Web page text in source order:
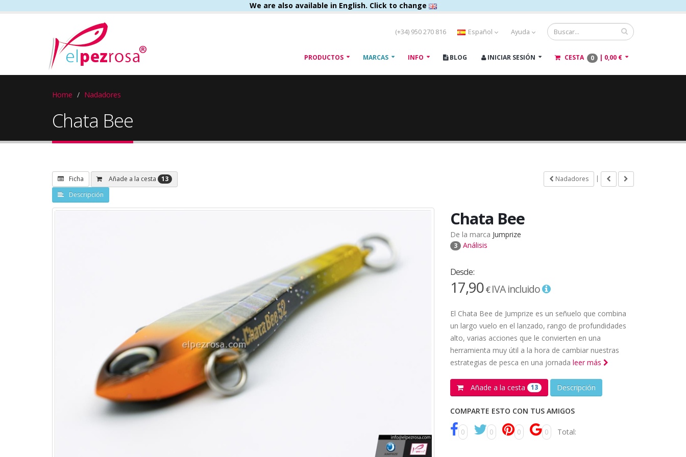
We are also available in English. Click to change
(+34) 950 270 816 Español Ayuda
PRODUCTOS MARCAS INFO BLOG INICIAR SESIÓN CESTA 0 | 0,00 €
Home Nadadores
Chata Bee
Ficha Añade a la cesta
13
Descripción
Nadadores |
Chata Bee
De la marca Jumprize
3 Análisis
Desde:
17,90€IVA incluido
El Chata Bee de Jumprize es un señuelo que combina
un largo vuelo en el lanzado, rango de profundidades
alto, varias acciones que le convierten en una
herramienta muy útil a la hora de cambiar nuestras
estrategias de pesca en una jornada leer más
Añade a la cesta 13 Descripción
COMPARTE ESTO CON TUS AMIGOS
0 0 0 0 Total: